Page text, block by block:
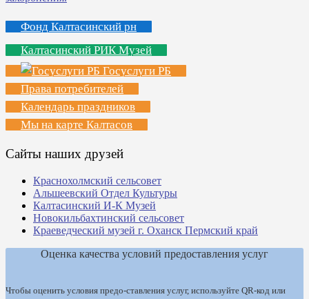
Фонд Калтасинский рн
Калтасинский РИК Музей
Госуслуги РБ
Права потребителей
Календарь праздников
Мы на карте Калтасов
Сайты наших друзей
Краснохолмский сельсовет
Альшеевский Отдел Культуры
Калтасинский И-К Музей
Новокильбахтинский сельсовет
Краеведческий музей г. Оханск Пермский край
Оценка качества условий предоставления услуг
Чтобы оценить условия предо-ставления услуг, используйте QR-код или